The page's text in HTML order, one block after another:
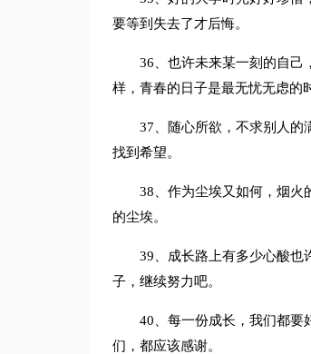
要等到失去了才后悔。
36、也许未来某一刻的自己
样，青春的日子是最无忧无虑的
37、随心所欲，不求别人的
找到希望。
38、作为尘埃又如何，烟火
的尘埃。
39、成长路上有多少心酸也
子，继续努力吧。
40、每一份成长，我们都要
们，都应该感谢。